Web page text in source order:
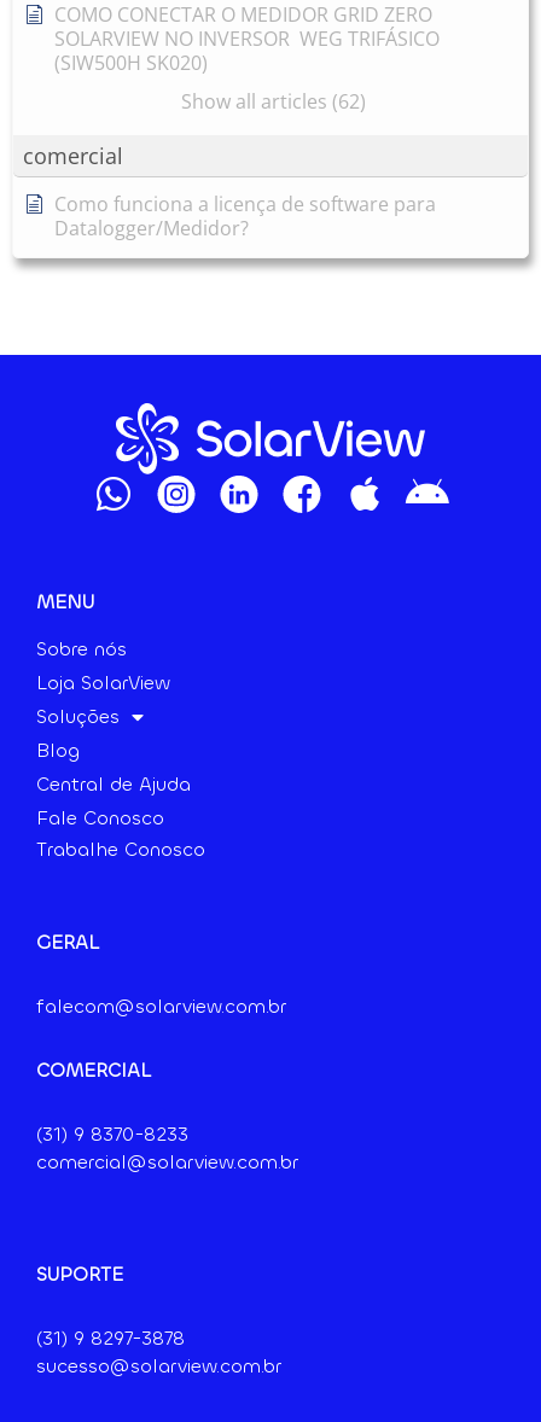
COMO CONECTAR O MEDIDOR GRID ZERO
SOLARVIEW NO INVERSOR WEG TRIFÁSICO
(SIW500H SK020)
Show all articles (62)
comercial
Como funciona a licença de software para
Datalogger/Medidor?
MENU
Sobre nós
Loja SolarView
Soluções
Blog
Central de Ajuda
Fale Conosco
Trabalhe Conosco
GERAL
falecom@solarview.com.br
COMERCIAL
(31) 9 8370-8233
comercial@solarview.com.br
SUPORTE
(31) 9 8297-3878
sucesso@solarview.com.br